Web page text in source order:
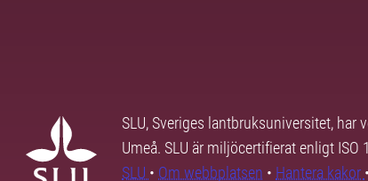
SLU, Sveriges lantbruksuniversitet, har
Umeå. SLU är miljöcertifierat enligt
SLU • Om webbplatsen • Hantera kakor •